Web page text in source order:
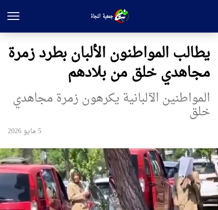
يطالب المواطنون الألبان بطرد زمرة
مجاهدي خلق من بلادهم
المواطنین الآلبانیة يكرهون زمرة مجاهدي
خلق
5 مايو 2026